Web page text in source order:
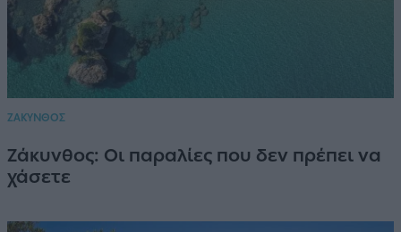
ΖΑΚΥΝΘΟΣ
Ζάκυνθος: Οι παραλίες που δεν πρέπει να
χάσετε